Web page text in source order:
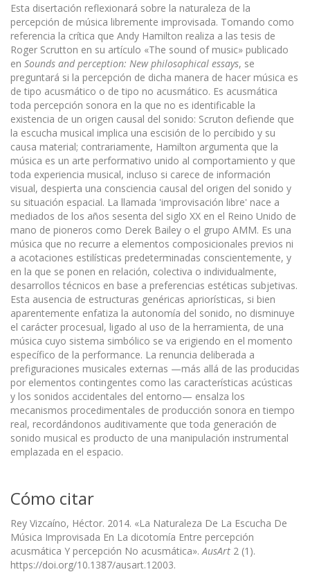
Esta disertación reflexionará sobre la naturaleza de la
percepción de música libremente improvi­sada. Tomando como
referencia la crítica que Andy Hamilton realiza a las tesis de
Roger Scrutton en su artículo «The sound of music» publicado
en Sounds and perception: New philosophical essays, se
preguntará si la percepción de dicha manera de hacer música es
de tipo acusmático o de tipo no acusmático. Es acusmática
toda percepción sonora en la que no es identificable la
existencia de un origen causal del sonido: Scruton defiende que
la escucha musical implica una escisión de lo percibido y su
causa material; contrariamente, Hamilton argumenta que la
música es un arte performativo unido al comportamiento y que
toda experiencia musical, incluso si carece de información
visual, despierta una consciencia causal del origen del sonido y
su situación espacial. La llamada 'improvisación libre' nace a
mediados de los años sesenta del siglo XX en el Reino Unido de
mano de pioneros como Derek Bailey o el grupo AMM. Es una
música que no recurre a elementos composicionales previos ni
a acotaciones estilísticas predeterminadas conscientemente, y
en la que se ponen en relación, colectiva o individualmente,
desarrollos técnicos en base a preferencias estéticas subjetivas.
Esta ausencia de estructuras genéricas apriorísticas, si bien
aparentemente enfatiza la autono­mía del sonido, no disminuye
el carácter procesual, ligado al uso de la herramienta, de una
música cuyo sistema simbólico se va erigiendo en el momento
específico de la performance. La renuncia deliberada a
prefiguraciones musicales externas —más allá de las producidas
por elementos contingentes como las características acústicas
y los sonidos accidentales del entorno— ensalza los
mecanismos procedimentales de producción sonora en tiempo
real, recordándonos auditivamente que toda generación de
sonido musical es producto de una manipulación instrumental
emplazada en el espacio.
Cómo citar
Rey Vizcaíno, Héctor. 2014. «La Naturaleza De La Escucha De
Música Improvisada En La dicotomía Entre percepción
acusmática Y percepción No acusmática». AusArt 2 (1).
https://doi.org/10.1387/ausart.12003.